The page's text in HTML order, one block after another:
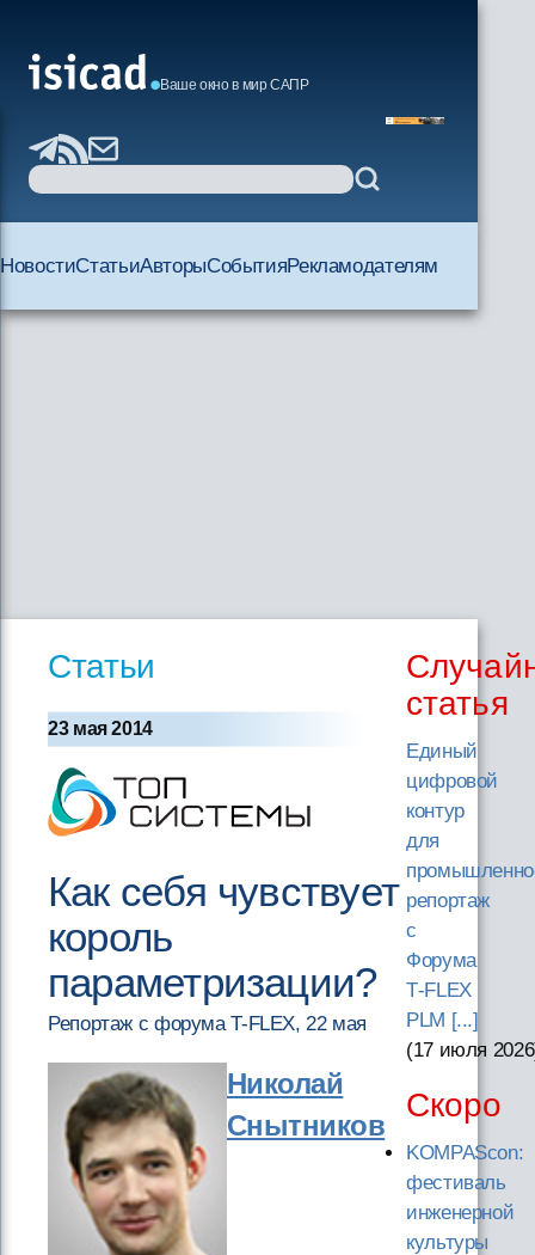
Ваше окно в мир САПР
НовостиСтатьиАвторыСобытияРекламодателям
Статьи
23 мая 2014
Как себя чувствует
король
параметризации?
Репортаж с форума T-FLEX, 22 мая
Николай
Снытников
статья
Единый
цифровой
контур
для
репортаж
с
Форума
T‑FLEX
PLM [...]
(17 июля 2026
Скоро
KOMPAScon:
фестиваль
инженерной
культуры